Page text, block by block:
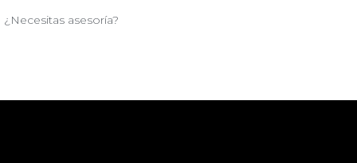
¿Necesitas asesoría?